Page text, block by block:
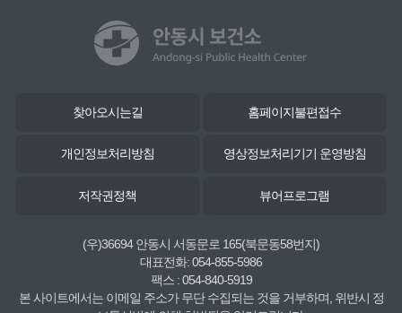
찾아오시는길 홈페이지불편접수
개인정보처리방침 영상정보처리기기 운영방침
저작권정책 뷰어프로그램
(우)36694 안동시 서동문로 165(북문동58번지)
대표전화: 054-855-5986
팩스 : 054-840-5919
본 사이트에서는 이메일 주소가 무단 수집되는 것을 거부하며, 위반시 정